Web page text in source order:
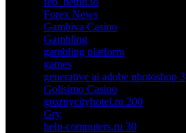
Forex News
Gambiva Casino
Gambling
gambling platform
games
generative ai adobe photoshop 3
Golisimo Casino
groznycityhotel.ru 200
Gry
help-computers.ru 30